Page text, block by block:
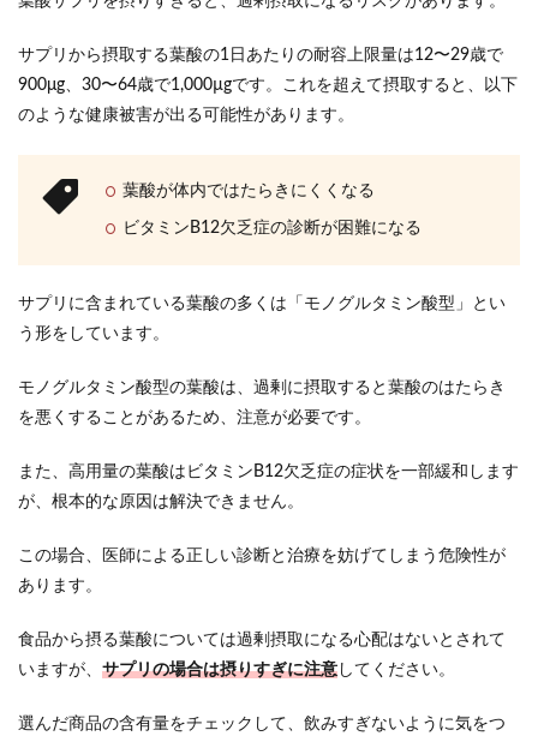
サプリから摂取する葉酸の1日あたりの耐容上限量は12〜29歳で
900μg、30〜64歳で1,000µgです。これを超えて摂取すると、以下
のような健康被害が出る可能性があります。
葉酸が体内ではたらきにくくなる
ビタミンB12欠乏症の診断が困難になる
サプリに含まれている葉酸の多くは「モノグルタミン酸型」とい
う形をしています。
モノグルタミン酸型の葉酸は、過剰に摂取すると葉酸のはたらき
を悪くすることがあるため、注意が必要です。
また、高用量の葉酸はビタミンB12欠乏症の症状を一部緩和します
が、根本的な原因は解決できません。
この場合、医師による正しい診断と治療を妨げてしまう危険性が
あります。
食品から摂る葉酸については過剰摂取になる心配はないとされて
いますが、 サプリの場合は摂りすぎに注意 してください。
選んだ商品の含有量をチェックして、飲みすぎないように気をつ